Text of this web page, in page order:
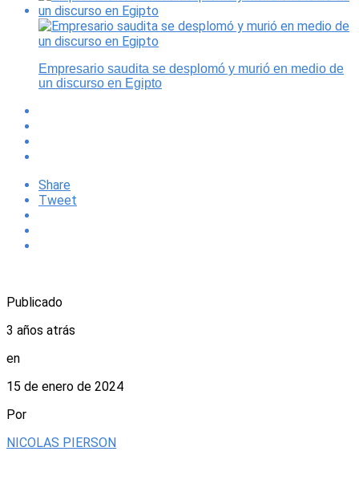
Empresario saudita se desplomó y murió en medio de
un discurso en Egipto
Share
Tweet
Publicado
3 años atrás
en
15 de enero de 2024
Por
NICOLAS PIERSON